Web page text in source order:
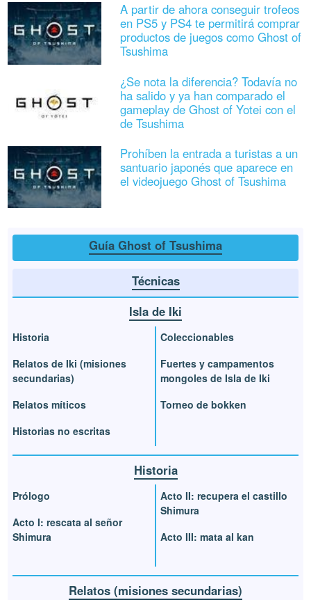
A partir de ahora conseguir trofeos
en PS5 y PS4 te permitirá comprar
productos de juegos como Ghost of
Tsushima
¿Se nota la diferencia? Todavía no
ha salido y ya han comparado el
gameplay de Ghost of Yotei con el
de Tsushima
Prohíben la entrada a turistas a un
santuario japonés que aparece en
el videojuego Ghost of Tsushima
Guía Ghost of Tsushima
Técnicas
Isla de Iki
Historia
Relatos de Iki (misiones
secundarias)
Relatos míticos
Historias no escritas
Coleccionables
Fuertes y campamentos
mongoles de Isla de Iki
Torneo de bokken
Historia
Prólogo
Acto I: rescata al señor
Shimura
Acto II: recupera el castillo
Shimura
Acto III: mata al kan
Relatos (misiones secundarias)